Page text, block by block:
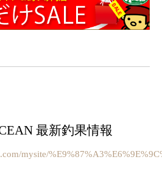
最新釣果情報
mysite/